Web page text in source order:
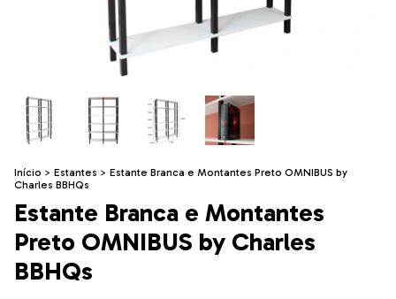
Início > Estantes > Estante Branca e Montantes Preto OMNIBUS by
Charles BBHQs
Estante Branca e Montantes
Preto OMNIBUS by Charles
BBHQs